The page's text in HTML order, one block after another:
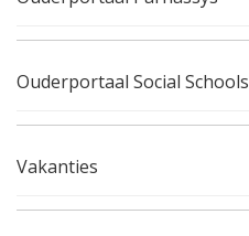
Ouderportaal Social Schools
Vakanties